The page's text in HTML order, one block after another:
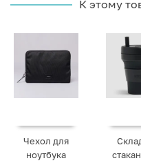
К этому
Чехол для
ноутбука